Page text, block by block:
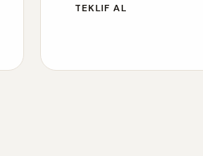
TEKLIF AL